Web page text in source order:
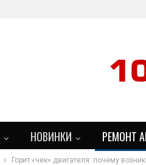
НОВИНКИ РЕМОНТ
Горит «чек» двигателя: почему